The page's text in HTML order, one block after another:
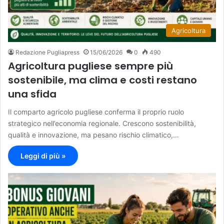
Agricoltura
Redazione Pugliapress 15/06/2026 0 490
Agricoltura pugliese sempre più
sostenibile, ma clima e costi restano
una sfida
Il comparto agricolo pugliese conferma il proprio ruolo
strategico nell’economia regionale. Crescono sostenibilità,
qualità e innovazione, ma pesano rischio climatico,…
Leggi di più »